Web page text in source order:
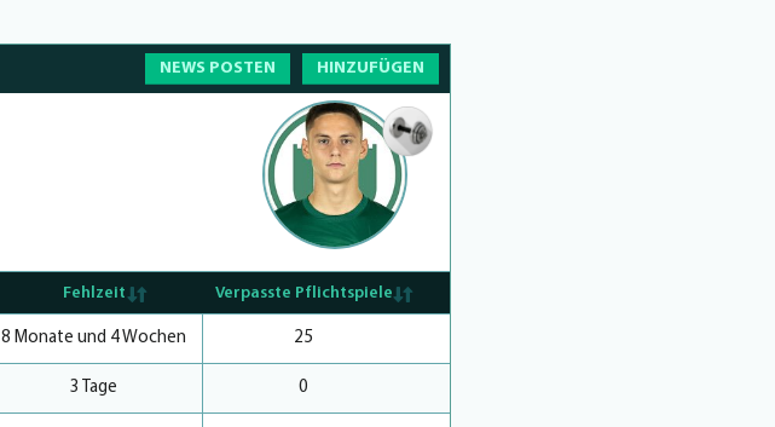
NEWS POSTEN HINZUFÜGEN
Fehlzeit Verpasste Pflichtspiele
8 Monate und 4 Wochen 25
3 Tage 0